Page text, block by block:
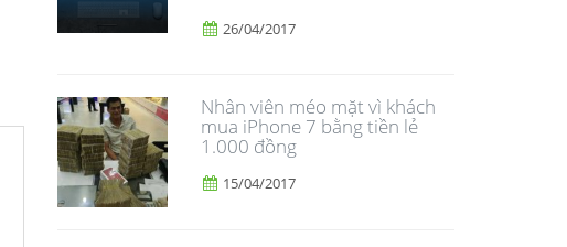
26/04/2017
Nhân viên méo mặt vì khách
mua iPhone 7 bằng tiền lẻ
1.000 đồng
15/04/2017